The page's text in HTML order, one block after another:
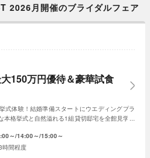
月開催のブライダルフェア
150万円優待＆豪華試食
式体験！結婚準備スタートにウエディングプラ
本格挙式と自然溢れる1組貸切邸宅を全館見学ツ
～ 14:00～ 15:00～
時間程度